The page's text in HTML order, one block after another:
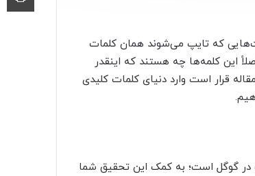
که تایپ می‌شوند همان کلمات
این کلمه‌ها چه هستند که اینقدر
قرار است وارد دنیای کلمات کلیدی
در گوگل است؛ به کمک این تحقیق شما